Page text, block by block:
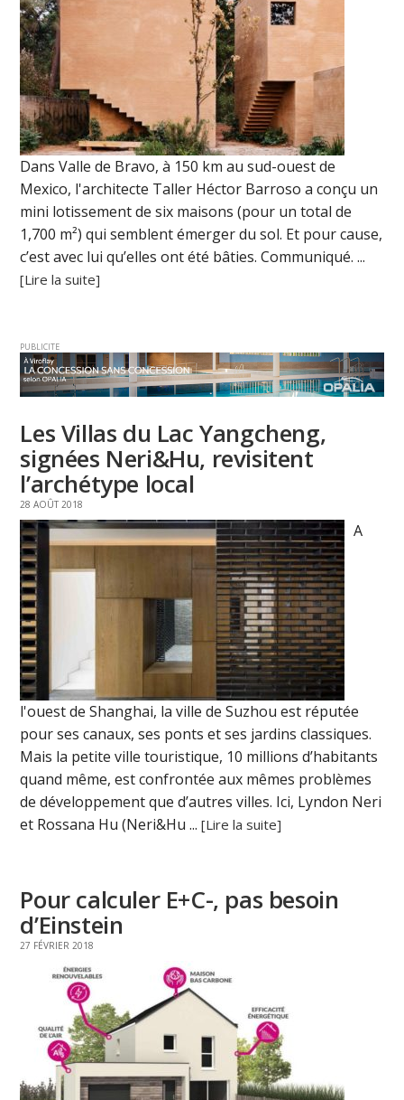
Dans Valle de Bravo, à 150 km au sud-ouest de
Mexico, l'architecte Taller Héctor Barroso a conçu un
mini lotissement de six maisons (pour un total de
1,700 m²) qui semblent émerger du sol. Et pour cause,
c’est avec lui qu’elles ont été bâties. Communiqué. ...
[Lire la suite]
PUBLICITE
Les Villas du Lac Yangcheng,
signées Neri&Hu, revisitent
l’archétype local
28 AOÛT 2018
A
l'ouest de Shanghai, la ville de Suzhou est réputée
pour ses canaux, ses ponts et ses jardins classiques.
Mais la petite ville touristique, 10 millions d’habitants
quand même, est confrontée aux mêmes problèmes
de développement que d’autres villes. Ici, Lyndon Neri
et Rossana Hu (Neri&Hu ...[Lire la suite]
Pour calculer E+C-, pas besoin
d’Einstein
27 FÉVRIER 2018